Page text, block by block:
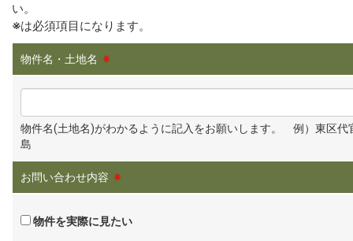
い。
※は必須項目になります。
物件名・土地名 ※
物件名(土地名)がわかるように記入をお願いします。 例）東区代
島
お問い合わせ内容 ※
物件を実際に見たい